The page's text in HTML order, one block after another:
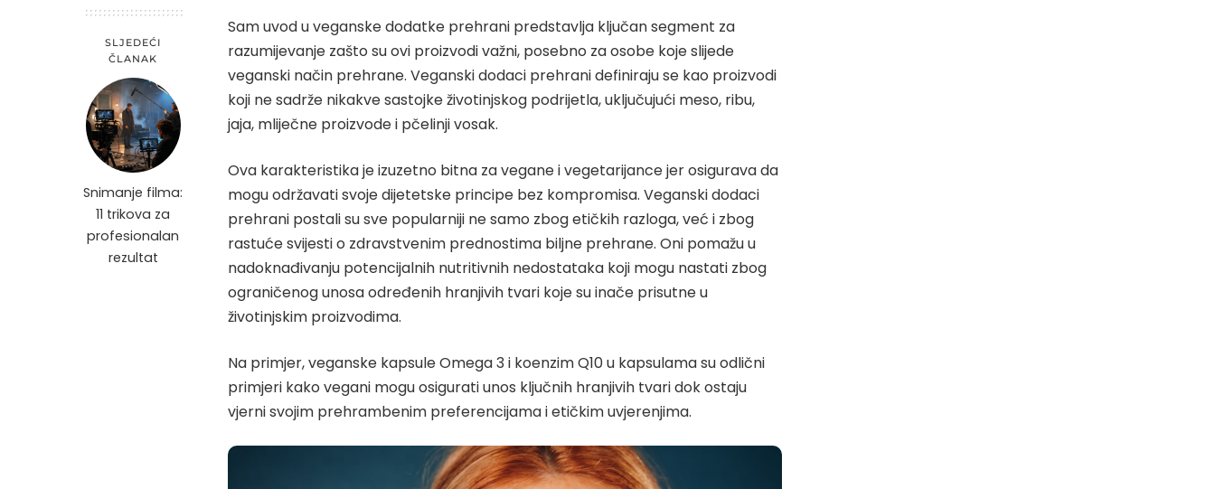
SLJEDEĆI
ČLANAK
Snimanje filma:
11 trikova za
profesionalan
rezultat
Sam uvod u veganske dodatke prehrani predstavlja ključan segment za
razumijevanje zašto su ovi proizvodi važni, posebno za osobe koje slijede
veganski način prehrane. Veganski dodaci prehrani definiraju se kao proizvodi
koji ne sadrže nikakve sastojke životinjskog podrijetla, uključujući meso, ribu,
jaja, mliječne proizvode i pčelinji vosak.
Ova karakteristika je izuzetno bitna za vegane i vegetarijance jer osigurava da
mogu održavati svoje dijetetske principe bez kompromisa. Veganski dodaci
prehrani postali su sve popularniji ne samo zbog etičkih razloga, već i zbog
rastuće svijesti o zdravstvenim prednostima biljne prehrane. Oni pomažu u
nadoknađivanju potencijalnih nutritivnih nedostataka koji mogu nastati zbog
ograničenog unosa određenih hranjivih tvari koje su inače prisutne u
životinjskim proizvodima.
Na primjer,veganske kapsule Omega 3i koenzim Q10 u kapsulama su odlični
primjeri kako vegani mogu osigurati unos ključnih hranjivih tvari dok ostaju
vjerni svojim prehrambenim preferencijama i etičkim uvjerenjima.